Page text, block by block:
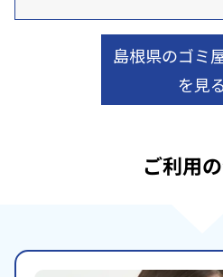
島根県のゴミ
を見る
ご利用